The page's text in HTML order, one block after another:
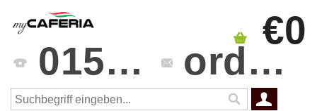
0151 4241 3459 orders@mycaferia.de
€0